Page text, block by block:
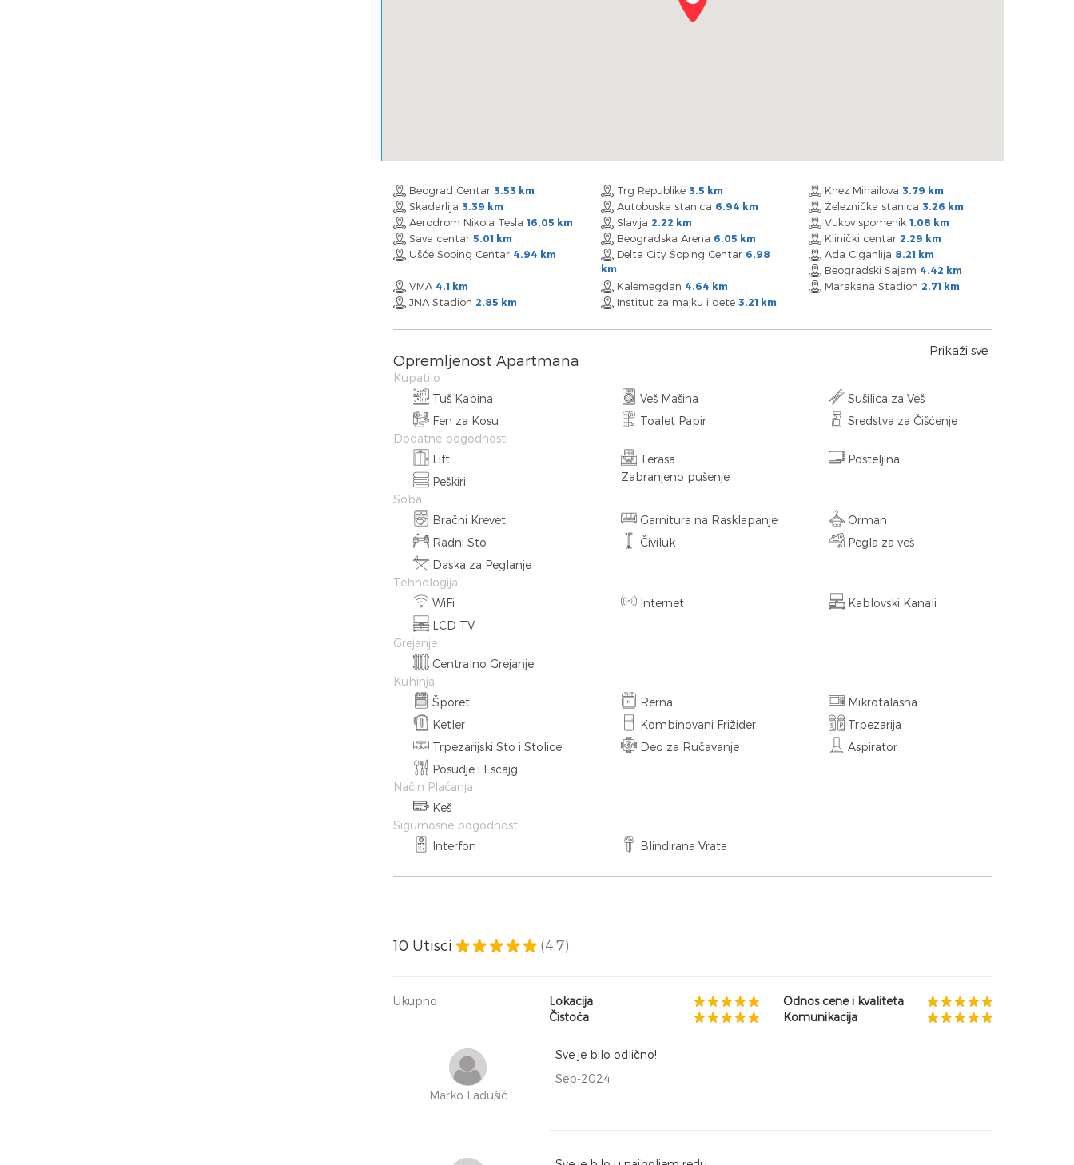
Beograd Centar 3.53 km Trg Republike 3.5 km Knez Mihailova 3.79 km
Skadarlija 3.39 km Autobuska stanica 6.94 km Železnička stanica 3.26 km
Aerodrom Nikola Tesla 16.05 km Slavija 2.22 km Vukov spomenik 1.08 km
Sava centar 5.01 km Beogradska Arena 6.05 km Klinički centar 2.29 km
Ušće Šoping Centar 4.94 km Delta City Šoping Centar 6.98
km
Ada Ciganlija 8.21 km
Beogradski Sajam 4.42 km
VMA 4.1 km Kalemegdan 4.64 km Marakana Stadion 2.71 km
JNA Stadion 2.85 km Institut za majku i dete 3.21 km
Opremljenost Apartmana
Prikaži sve
Kupatilo
Tuš Kabina
Veš Mašina
Sušilica za Veš
Fen za Kosu
Toalet Papir
Sredstva za Čišćenje
Dodatne pogodnosti
Lift
Terasa
Posteljina
Peškiri
Zabranjeno pušenje
Soba
Bračni Krevet
Garnitura na Rasklapanje
Orman
Radni Sto
Čiviluk
Pegla za veš
Daska za Peglanje
Tehnologija
WiFi
Internet
Kablovski Kanali
LCD TV
Grejanje
Centralno Grejanje
Kuhinja
Šporet
Rerna
Mikrotalasna
Ketler
Kombinovani Frižider
Trpezarija
Trpezarijski Sto i Stolice
Deo za Ručavanje
Aspirator
Posudje i Escajg
Način Plaćanja
Keš
Sigurnosne pogodnosti
Interfon
Blindirana Vrata
10 Utisci (4.7)
Ukupno
Lokacija
Čistoća
Odnos cene i kvaliteta
Komunikacija
Marko Lađušić
Sve je bilo odlično!
Sep-2024